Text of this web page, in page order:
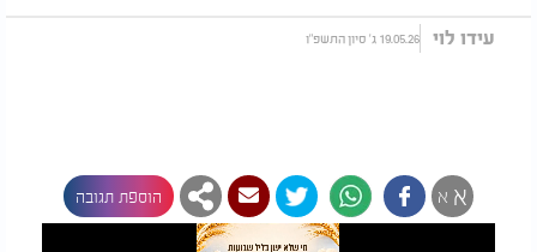
עידו לוי 19.05.26 ג' סיון התשפ"ו
א א הוספת תגובה